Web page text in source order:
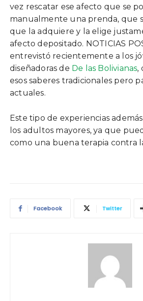
vez rescatar ese afecto que se
manualmente una prenda, que
que la adquiere y la elige
afecto depositado. NOTICIAS
entrevistó recientemente a los
diseñadoras de De las Bolivianas,
esos saberes tradicionales pero
actuales.
Este tipo de experiencias
los adultos mayores, ya que
como una buena terapia contra
Facebook Twitter